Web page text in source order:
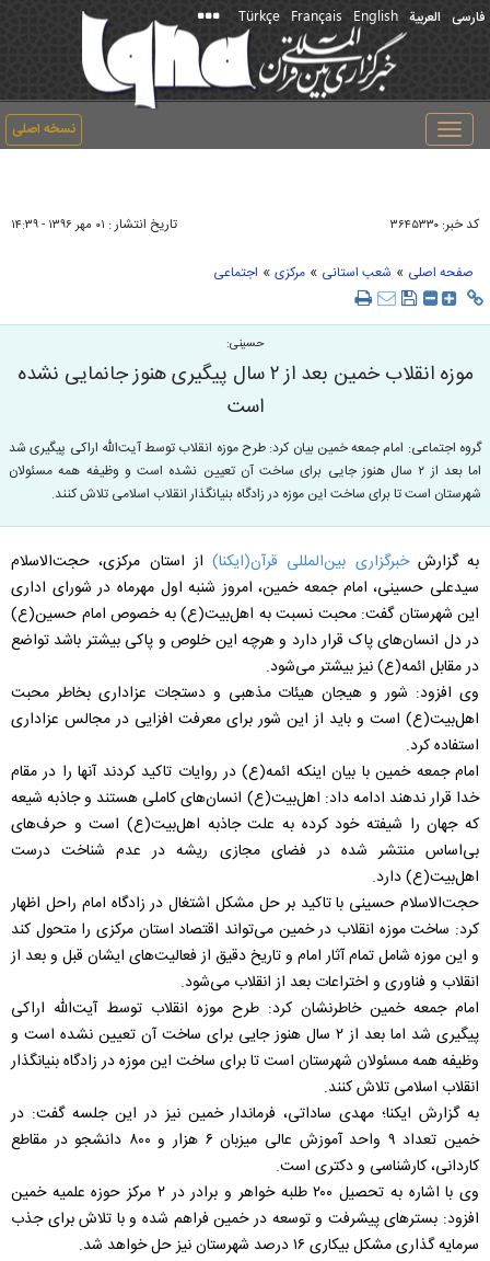
فارسی العربیة English
Français
Türkçe
نسخه اصلی
Toggle
navigation
کد خبر: ۳۶۴۵۳۳۰ تاریخ انتشار : ۰۱ مهر ۱۳۹۶ - ۱۴:۳۹
صفحه اصلی » شعب استانی » مرکزی » اجتماعی
حسینی:
موزه انقلاب خمین بعد از ۲ سال پیگیری هنوز جانمایی نشده
است
گروه اجتماعی: امام جمعه خمین بیان کرد: طرح موزه انقلاب توسط آیت‌الله اراکی پیگیری شد
اما بعد از ۲ سال هنوز جایی برای ساخت آن تعیین نشده است و وظیفه همه مسئولان
شهرستان است تا برای ساخت این موزه در زادگاه بنیانگذار انقلاب اسلامی تلاش کنند.
به گزارشخبرگزاری بین‌المللی قرآن(ایکنا) از استان مرکزی، حجت‌الاسلام
سیدعلی حسینی، امام جمعه خمین، امروز شنبه اول مهرماه در شورای اداری
این شهرستان گفت: محبت نسبت به اهل‌بیت(ع) به خصوص امام حسین(ع)
در دل‌ انسان‌های پاک قرار دارد و هرچه این خلوص و پاکی بیشتر باشد تواضع
در مقابل ائمه(ع) نیز بیشتر می‌شود.
وی افزود: شور و هیجان هیئات مذهبی و دستجات عزاداری بخاطر محبت
اهل‌بیت(ع) است و باید از این شور برای معرفت افزایی در مجالس عزاداری
استفاده کرد.
امام جمعه خمین با بیان اینکه ائمه(ع) در روایات تاکید کردند آنها را در مقام
خدا قرار ندهند ادامه داد: اهل‌بیت(ع) انسان‌های کاملی هستند و جاذبه شیعه
که جهان را شیفته خود کرده به علت جاذبه اهل‌بیت(ع) است و حرف‌های
‌بی‌اساس منتشر شده در فضای مجازی ریشه در عدم شناخت درست
اهل‌بیت(ع) دارد.
حجت‌الاسلام حسینی با تاکید بر حل مشکل اشتغال در زادگاه امام راحل اظهار
کرد: ساخت موزه انقلاب در خمین می‌تواند اقتصاد استان مرکزی را متحول کند
و این موزه شامل تمام آثار امام و تاریخ دقیق از فعالیت‌های ایشان قبل و بعد از
انقلاب و فناوری و اختراعات بعد از انقلاب می‌شود.
امام جمعه خمین خاطرنشان کرد: طرح موزه انقلاب توسط آیت‌الله اراکی
پیگیری شد اما بعد از ۲ سال هنوز جایی برای ساخت آن تعیین نشده است و
وظیفه همه مسئولان شهرستان است تا برای ساخت این موزه در زادگاه بنیانگذار
انقلاب اسلامی تلاش کنند.
به گزارش ایکنا؛ مهدی ساداتی، فرماندار خمین نیز در این جلسه گفت: در
خمین تعداد ۹ واحد آموزش عالی میزبان ۶ هزار و ۸۰۰ دانشجو در مقاطع
کاردانی، کارشناسی و دکتری است.
وی با اشاره به تحصیل ۲۰۰ طلبه خواهر و برادر در ۲ مرکز حوزه علمیه خمین
افزود: بسترهای پیشرفت و توسعه در خمین فراهم شده و با تلاش برای جذب
سرمایه گذاری مشکل بیکاری ۱۶ درصد شهرستان نیز حل خواهد شد.